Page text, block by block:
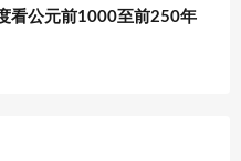
看公元前1000至前250年